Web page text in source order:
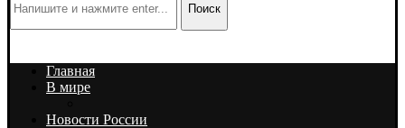
Поиск
Главная
В мире
Новости России